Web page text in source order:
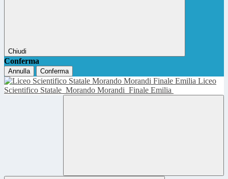
Chiudi
Conferma
Annulla Conferma
Liceo
Scientifico Statale Morando Morandi Finale Emilia